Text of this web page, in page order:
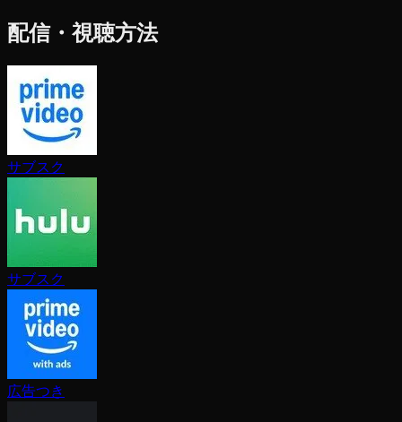
配信・視聴方法
サブスク
サブスク
広告つき